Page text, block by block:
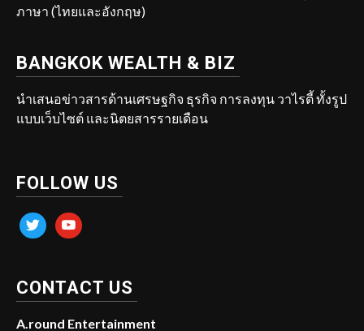
ภาษา (ไทยและอังกฤษ)
BANGKOK WEALTH & BIZ
นำเสนอข่าวสารด้านเศรษฐกิจ ธุรกิจ การลงทุน วาไรตี้ ทั้งรูป
แบบเว็บไซต์ และนิตยสารรายเดือน
FOLLOW US
twitter youtube
CONTACT US
A.round Entertainment